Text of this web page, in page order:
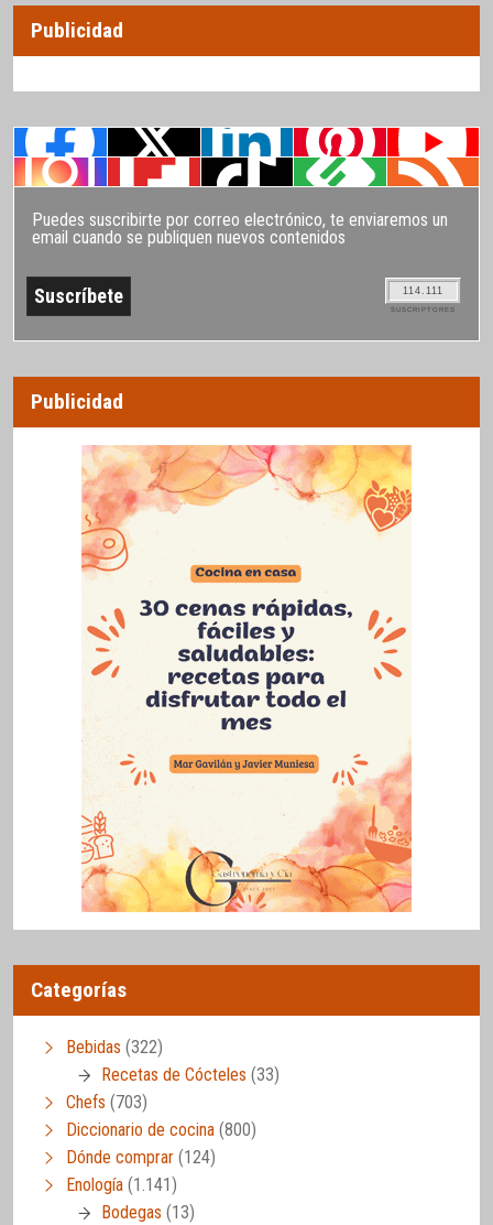
Publicidad
Puedes suscribirte por correo electrónico, te enviaremos un
email cuando se publiquen nuevos contenidos
114.111
SUSCRIPTORES
Publicidad
Categorías
Bebidas (322)
Recetas de Cócteles (33)
Chefs (703)
Diccionario de cocina (800)
Dónde comprar (124)
Enología (1.141)
Bodegas (13)